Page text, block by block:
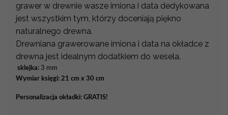
grawer w drewnie wasze imiona i data dedykowana
jest wszystkim tym, którzy doceniają piękno
naturalnego drewna.
Drewniana grawerowane imiona i data na okładce z
drewna jest idealnym dodatkiem do wesela.
sklejka: 3 mm
Wymiar księgi: 21 cm x 30 cm
Personalizacja okładki: GRATIS!